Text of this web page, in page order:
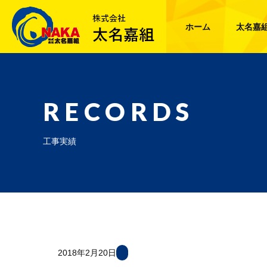
ホーム 太名嘉
RECORDS
工事実績
2018年2月20日